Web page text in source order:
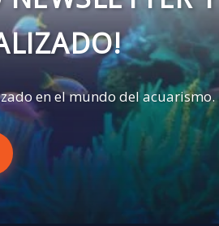
en el mundo del acuarismo.